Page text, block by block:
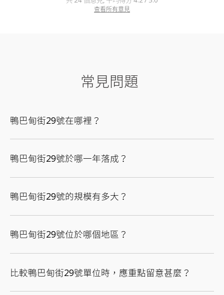
查看所有意見
常見問題
鴨巴甸街29號在哪裡？
鴨巴甸街29號於哪一年落成？
鴨巴甸街29號的規模有多大？
鴨巴甸街29號位於哪個地區？
比較鴨巴甸街29號單位時，應重點留意甚麼？